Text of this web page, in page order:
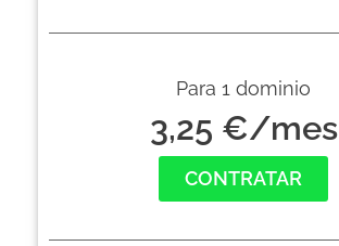
Para 1 dominio
3,25 €/mes
CONTRATAR